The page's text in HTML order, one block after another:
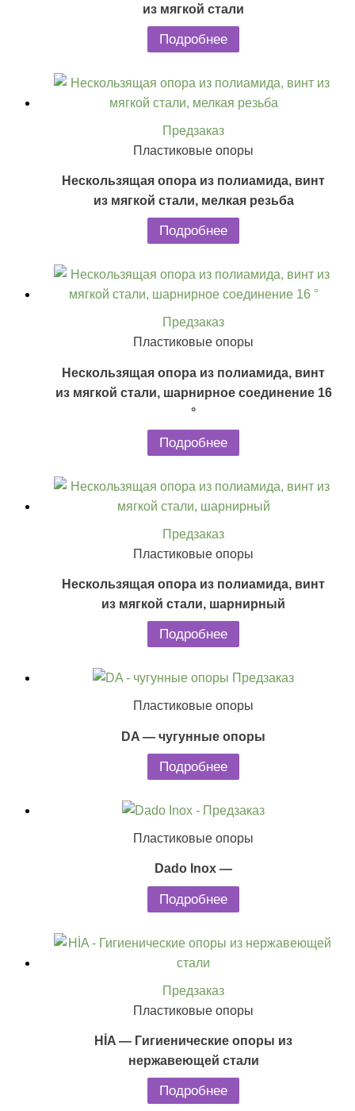
из мягкой стали
Подробнее
Предзаказ
Пластиковые опоры
Нескользящая опора из полиамида, винт
из мягкой стали, мелкая резьба
Подробнее
Предзаказ
Пластиковые опоры
Нескользящая опора из полиамида, винт
из мягкой стали, шарнирное соединение 16
°
Подробнее
Предзаказ
Пластиковые опоры
Нескользящая опора из полиамида, винт
из мягкой стали, шарнирный
Подробнее
Предзаказ
Пластиковые опоры
DA — чугунные опоры
Подробнее
Предзаказ
Пластиковые опоры
Dado Inox —
Подробнее
Предзаказ
Пластиковые опоры
HİA — Гигиенические опоры из
нержавеющей стали
Подробнее